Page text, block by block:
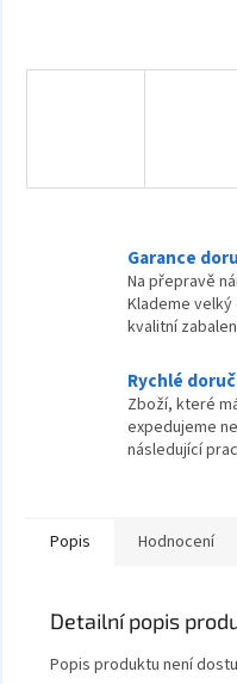
Garance
Na přepravě
Klademe velký
kvalitní
Rychlé
Zboží, které
expedujeme
následující
Popis Hodnocení
Detailní popis
Popis produktu není